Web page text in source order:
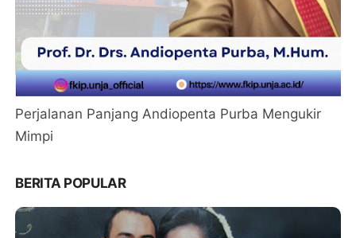
Perjalanan Panjang Andiopenta Purba Mengukir
Mimpi
BERITA POPULAR